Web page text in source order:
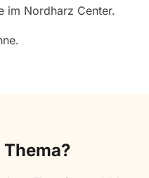
im Nordharz Center.